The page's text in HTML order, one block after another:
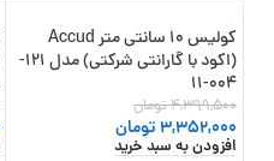
-24%
کولیس 10 سانتی متر Accud
(اکود با گارانتی شرکتی) مدل 121-
004-11
4,399,500تومان
3,352,000تومان
افزودن به سبد خرید